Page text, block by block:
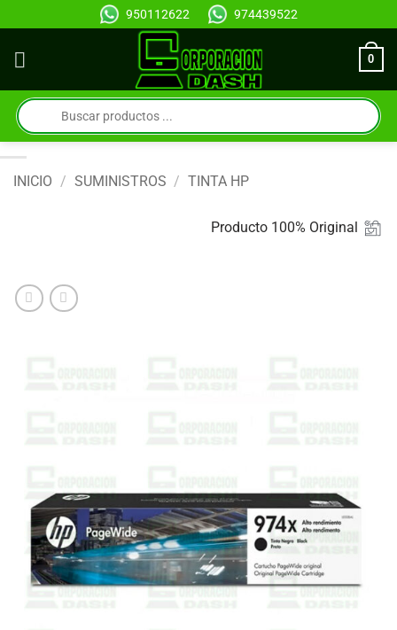
al
contenido
950112622 974439522
0
Búsqueda
de
productos
INICIO / SUMINISTROS / TINTA HP
Producto 100% Original